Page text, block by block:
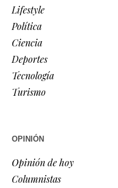
Lifestyle
Política
Ciencia
Deportes
Tecnología
Turismo
OPINIÓN
Opinión de hoy
Columnistas